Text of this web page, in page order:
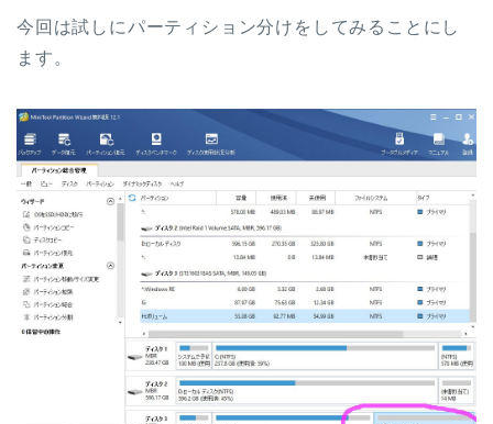
今回は試しにパーティション分けをしてみることにし
ます。